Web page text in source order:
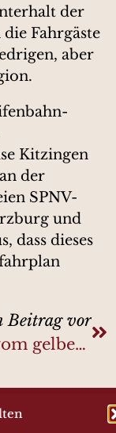
der
Fahrgäste
aber
Kitzingen
der
SPNV-
und
dass dieses
Beitrag vor
Neues vom gelben Brummer
e.V.